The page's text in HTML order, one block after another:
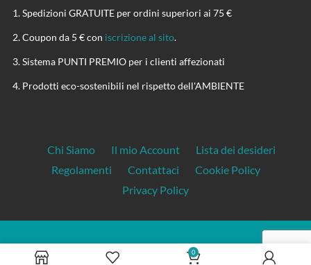
Spedizioni GRATUITE per ordini superiori ai 75 €
Coupon da 5 € con iscrizione al sito.
Sistema PUNTI PREMIO per i clienti affezionati
Prodotti eco-sostenibili nel rispetto dell'AMBIENTE
Chi Siamo Il mio Account
Lista dei desideri
Regolamenti
Contattaci
Cookie Policy
Privacy Policy
0